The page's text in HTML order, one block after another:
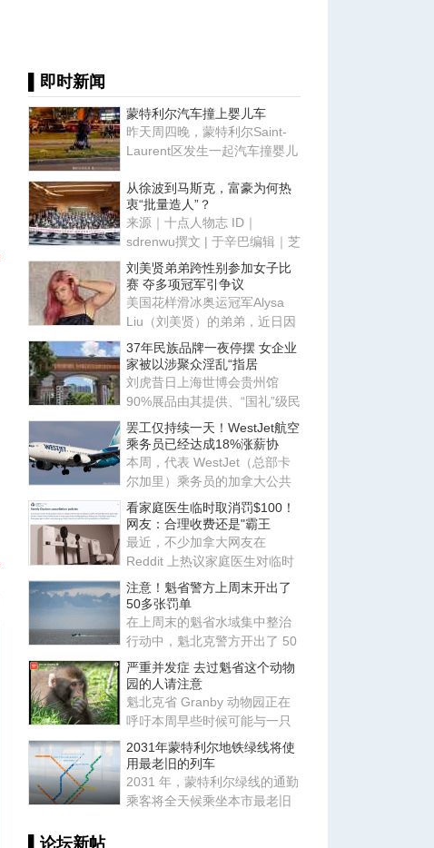
▌即时新闻
蒙特利尔汽车撞上婴儿车
昨天周四晚，蒙特利尔Saint-
Laurent区发生一起汽车撞婴儿
从徐波到马斯克，富豪为何热
衷“批量造人”？
来源｜十点人物志 ID｜
sdrenwu撰文 | 于辛巴编辑｜芝
士咸鱼、野格2026年7月，一
张照片
刘美贤弟弟跨性别参加女子比
赛 夺多项冠军引争议
美国花样滑冰奥运冠军Alysa
Liu（刘美贤）的弟弟，近日因
以跨性别身份参加女子高中体
37年民族品牌一夜停摆 女企业
家被以涉聚众淫乱“指居
刘虎昔日上海世博会贵州馆
90%展品由其提供、“国礼”级民
族手工艺的缔造者——付国艳
罢工仅持续一天！WestJet航空
乘务员已经达成18%涨薪协
本周，代表 WestJet（总部卡
尔加里）乘务员的加拿大公共
雇员工会（CUPE）公布新合约
初
看家庭医生临时取消罚$100！
网友：合理收费还是"霸王
最近，不少加拿大网友在
Reddit 上热议家庭医生对临时
取消预约收取费用，发现如今
大部
注意！魁省警方上周末开出了
50多张罚单
在上周末的魁省水域集中整治
行动中，魁北克警方开出了 50
多张罚单，并逮捕了 3 名酒
严重并发症 去过魁省这个动物
园的人请注意
魁北克省 Granby 动物园正在
呼吁本周早些时候可能与一只
日本猕猴发生过肢体接触的游
客
2031年蒙特利尔地铁绿线将使
用最老旧的列车
2031 年，蒙特利尔绿线的通勤
乘客将全天候乘坐本市最老旧
▌论坛新帖